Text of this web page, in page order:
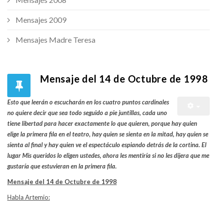
Mensajes 2009
Mensajes Madre Teresa
Mensaje del 14 de Octubre de 1998
Esto que leerán o escucharán en los cuatro puntos cardinales
no quiere decir que sea todo seguido a pie juntillas, cada uno
tiene libertad para hacer exactamente lo que quieren, porque hay quien
elige la primera fila en el teatro, hay quien se sienta en la mitad, hay quien se
sienta al final y hay quien ve el espectáculo espiando detrás de la cortina. El
lugar Mis queridos lo eligen ustedes, ahora les mentiría si no les dijera que me
gustaría que estuvieran en la primera fila.
Mensaje del 14 de Octubre de 1998
Habla Artemio: